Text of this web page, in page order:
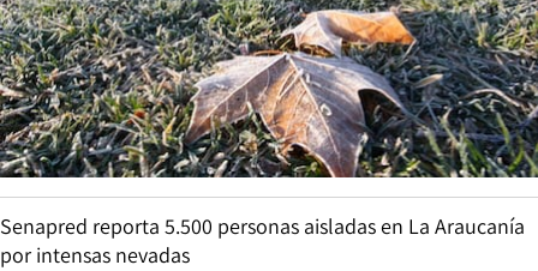
Senapred reporta 5.500 personas aisladas en La Araucanía
por intensas nevadas